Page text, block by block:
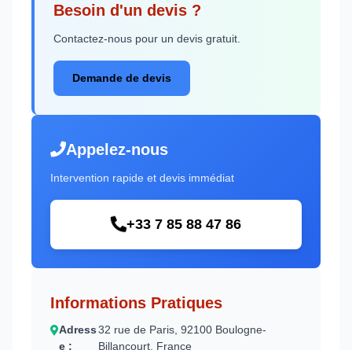
Besoin d'un devis ?
Contactez-nous pour un devis gratuit.
Demande de devis
Appelez-nous
Intervention rapide et devis immédiat
+33 7 85 88 47 86
Informations Pratiques
Adress
e :
32 rue de Paris, 92100 Boulogne-
Billancourt, France